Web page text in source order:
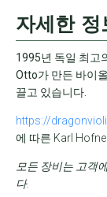
자세한 정
1995년 독일 최고
Otto가 만든 바이
끌고 있습니다.
https://
에 따른 Karl
모든 장비는 고객
다.